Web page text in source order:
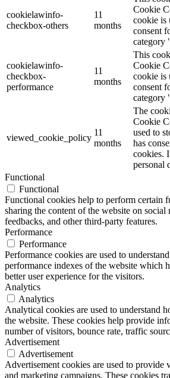
cookielawinfo-
checkbox-others
11
months
Cookie
cookie is
consent
category
cookielawinfo-
checkbox-
performance
11
months
This
Cookie
cookie is
consent
category
viewed_cookie_policy
11
months
The
Cookie
used to
has
cookies.
personal
Functional
Functional
Functional cookies help to perform certain
sharing the content of the website on
feedbacks, and other third-party features.
Performance
Performance
Performance cookies are used to
performance indexes of the website which
better user experience for the visitors.
Analytics
Analytics
Analytical cookies are used to understand
the website. These cookies help provide
number of visitors, bounce rate, traffic
Advertisement
Advertisement
Advertisement cookies are used to provide
and marketing campaigns. These cookies